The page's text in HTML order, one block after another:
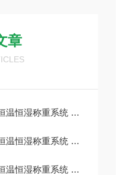
章
重系统 符合HJ836-2017标准
系统 湿度范围45%RH～95%RH
系统 重量法低浓度颗粒物测定